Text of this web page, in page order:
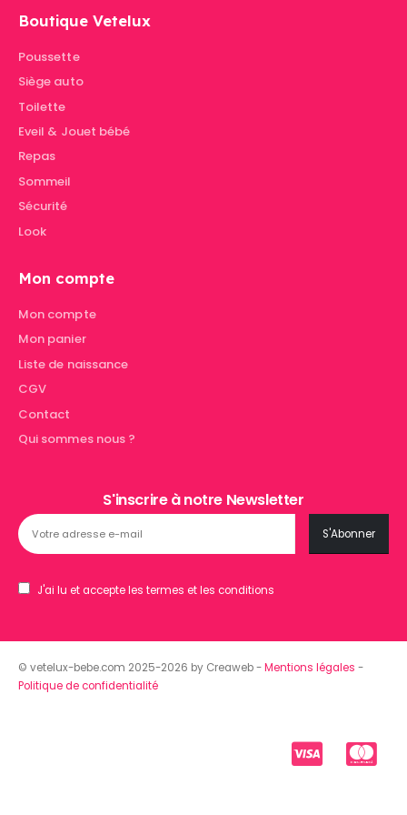
Boutique Vetelux
Poussette
Siège auto
Toilette
Eveil & Jouet bébé
Repas
Sommeil
Sécurité
Look
Mon compte
Mon compte
Mon panier
Liste de naissance
CGV
Contact
Qui sommes nous ?
S'inscrire à notre Newsletter
J'ai lu et accepte les termes et les conditions
© vetelux-bebe.com 2025-2026 by Creaweb -Mentions légales -
Politique de confidentialité